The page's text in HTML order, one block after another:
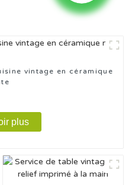
vintage en céramique
plus